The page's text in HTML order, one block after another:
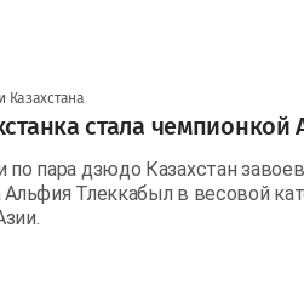
Казахстана
стала
по пара дзюдо Казахстан
Альфия Тлеккабыл в весовой